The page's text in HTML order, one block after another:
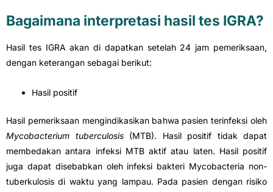
Bagaimana interpretasi hasil tes IGRA?
Hasil tes IGRA akan di dapatkan setelah 24 jam pemeriksaan,
dengan keterangan sebagai berikut:
Hasil positif
Hasil pemeriksaan mengindikasikan bahwa pasien terinfeksi oleh
Mycobacterium tuberculosis(MTB). Hasil positif tidak dapat
membedakan antara infeksi MTB aktif atau laten. Hasil positif
juga dapat disebabkan oleh infeksi bakteri Mycobacteria non-
tuberkulosis di waktu yang lampau. Pada pasien dengan risiko